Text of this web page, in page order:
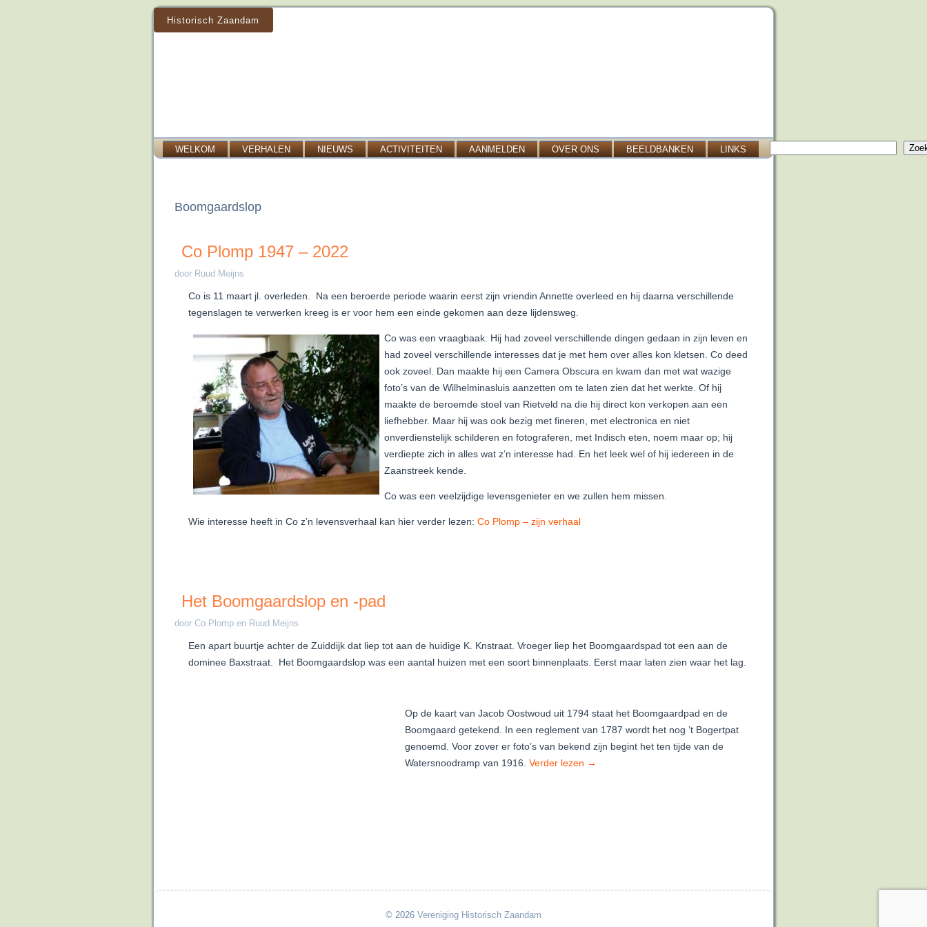
Historisch Zaandam
WELKOM VERHALEN NIEUWS ACTIVITEITEN AANMELDEN OVER ONS BEELDBANKEN LINKS
Boomgaardslop
Co Plomp 1947 – 2022
door Ruud Meijns
Co is 11 maart jl. overleden. Na een beroerde periode waarin eerst zijn vriendin Annette overleed en hij daarna verschillende
tegenslagen te verwerken kreeg is er voor hem een einde gekomen aan deze lijdensweg.
Co was een vraagbaak. Hij had zoveel verschillende dingen gedaan in zijn leven en
had zoveel verschillende interesses dat je met hem over alles kon kletsen. Co deed
ook zoveel. Dan maakte hij een Camera Obscura en kwam dan met wat wazige
foto’s van de Wilhelminasluis aanzetten om te laten zien dat het werkte. Of hij
maakte de beroemde stoel van Rietveld na die hij direct kon verkopen aan een
liefhebber. Maar hij was ook bezig met fineren, met electronica en niet
onverdienstelijk schilderen en fotograferen, met Indisch eten, noem maar op; hij
verdiepte zich in alles wat z’n interesse had. En het leek wel of hij iedereen in de
Zaanstreek kende.
Co was een veelzijdige levensgenieter en we zullen hem missen.
Wie interesse heeft in Co z’n levensverhaal kan hier verder lezen: Co Plomp – zijn verhaal
Het Boomgaardslop en -pad
door Co Plomp en Ruud Meijns
Een apart buurtje achter de Zuiddijk dat liep tot aan de huidige K. Knstraat. Vroeger liep het Boomgaardspad tot een aan de
dominee Baxstraat. Het Boomgaardslop was een aantal huizen met een soort binnenplaats. Eerst maar laten zien waar het lag.
Op de kaart van Jacob Oostwoud uit 1794 staat het Boomgaardpad en de
Boomgaard getekend. In een reglement van 1787 wordt het nog ’t Bogertpat
genoemd. Voor zover er foto’s van bekend zijn begint het ten tijde van de
Watersnoodramp van 1916. Verder lezen →
© 2026 Vereniging Historisch Zaandam